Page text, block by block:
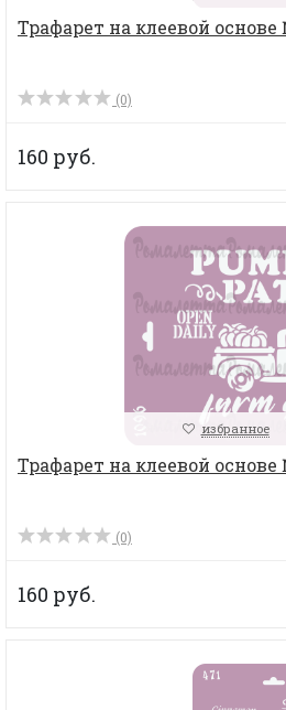
Трафарет на клеевой основе
(0)
160 руб.
избранное
Трафарет на клеевой основе
(0)
160 руб.